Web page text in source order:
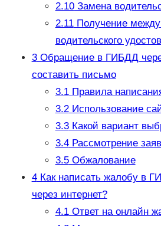
2.10Замена
2.11Получение
водительского
3Обращение в ГИБДД
составить письмо
3.1Правила
3.2Использование
3.3Какой вариант
3.4Рассмотрение
3.5Обжалование
4Как написать жалобу в
через интернет?
4.1Ответ на онлайн